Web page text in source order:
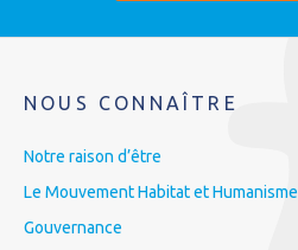
NOUS CONNAÎTRE
Notre raison d’être
Le Mouvement Habitat et Humanisme
Gouvernance